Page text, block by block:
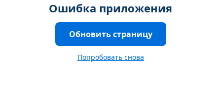
Ошибка приложения
Обновить страницу
Попробовать снова